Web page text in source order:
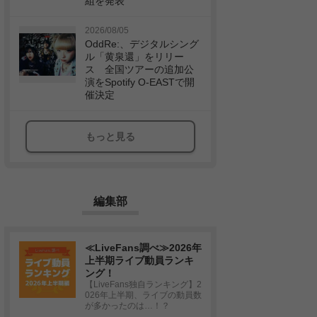
2026/08/05
OddRe:、デジタルシング
ル「黄泉還」をリリー
ス 全国ツアーの追加公
演をSpotify O-EASTで開
催決定
もっと見る
編集部
≪LiveFans調べ≫2026年
上半期ライブ動員ランキ
ング！
【LiveFans独自ランキング】2
026年上半期、ライブの動員数
が多かったのは…！？